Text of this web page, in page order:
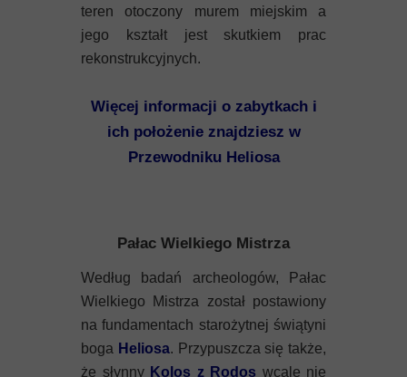
Pałac Wielkiego Mistrza
Według badań archeologów, Pałac
Wielkiego Mistrza został postawiony
na fundamentach starożytnej świątyni
boga Heliosa. Przypuszcza się także,
że słynny Kolos z Rodos wcale nie
teren otoczony murem miejskim a
jego kształt jest skutkiem prac
rekonstrukcyjnych.
Więcej informacji o zabytkach i
ich położenie znajdziesz w
Przewodniku Heliosa